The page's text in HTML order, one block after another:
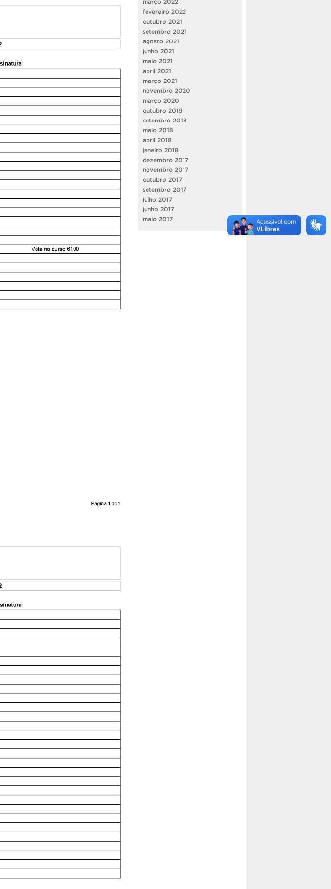
março 2022
fevereiro 2022
outubro 2021
setembro 2021
agosto 2021
junho 2021
maio 2021
abril 2021
março 2021
novembro 2020
março 2020
outubro 2019
setembro 2018
maio 2018
abril 2018
janeiro 2018
dezembro 2017
novembro 2017
outubro 2017
setembro 2017
julho 2017
junho 2017
maio 2017